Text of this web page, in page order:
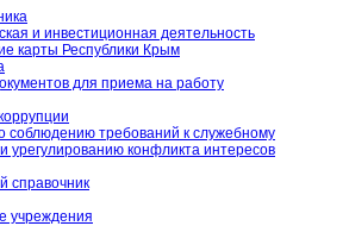
и инвестиционная деятельность
карты Республики Крым
для приема на работу
соблюдению требований к служебному
урегулированию конфликта интересов
справочник
учреждения